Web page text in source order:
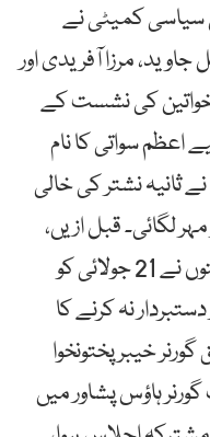
سیاسی کمیٹی نے
مرزا آفریدی اور
خواتین کی نشست کے
اعظم سواتی کا نام
ثانیہ نشتر کی خالی
لگائی۔ قبل ازیں،
خیبرپختونخوا میں اپوزیشن جماعتوں نے 21 جولائی کو
نہ کرنے کا
خیبرپختونخوا
ہاؤس پشاور میں